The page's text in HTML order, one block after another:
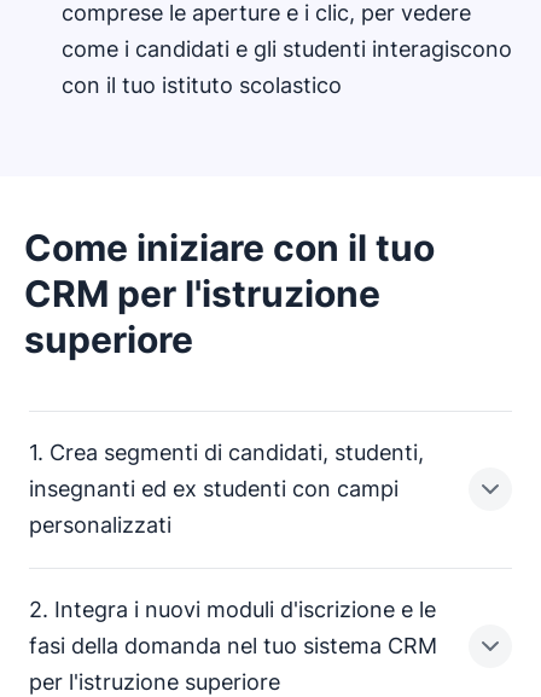
comprese le aperture e i clic, per vedere
come i candidati e gli studenti interagiscono
con il tuo istituto scolastico
Come iniziare con il tuo
CRM per l'istruzione
superiore
1. Crea segmenti di candidati, studenti,
insegnanti ed ex studenti con campi
personalizzati
Quando accedi per la prima volta a Pipedrive, troverai
una rappresentazione visiva della tua pipeline di
2. Integra i nuovi moduli d'iscrizione e le
fasi della domanda nel tuo sistema CRM
per l'istruzione superiore